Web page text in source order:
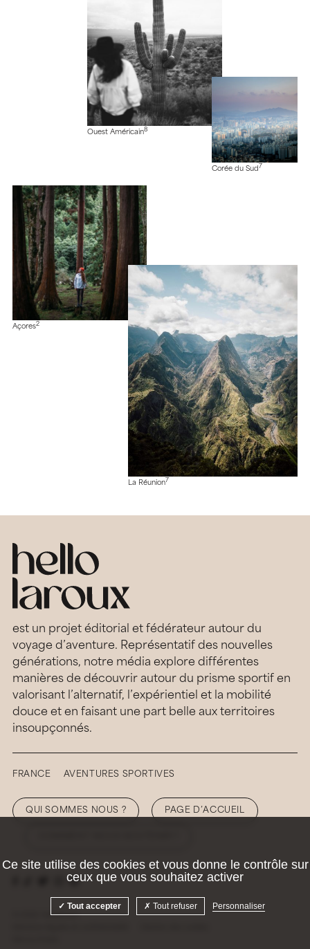
Ouest Américain8
Corée du Sud 7
Açores2
La Réunion7
est un projet éditorial et fédérateur autour du
voyage d’aventure. Représentatif des nouvelles
générations, notre média explore différentes
manières de découvrir autour du prisme sportif en
valorisant l’alternatif, l’expérientiel et la mobilité
douce et en faisant une part belle aux territoires
insoupçonnés.
FRANCE AVENTURES SPORTIVES
QUI SOMMES NOUS ? PAGE D’ACCUEIL
© 2026 Hellolaroux
Ce site utilise des cookies et vous donne le contrôle sur
ceux que vous souhaitez activer
Tout accepter Tout refuser Personnaliser